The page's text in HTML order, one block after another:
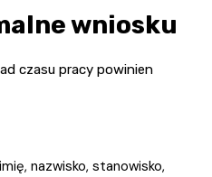
wniosku
czasu pracy powinien
nazwisko, stanowisko,